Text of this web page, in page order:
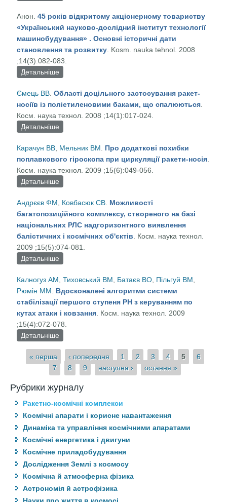
створення і впровадження наукоємних технологій
у промисловість України
Анон. 45 років відкритому акціонерному товариству
«Український науково-дослідний інститут технології
машинобудування» . Основні історичні дати
становлення та розвитку . Kosm. nauka tehnol. 2008
;14(3):082-083.
Детальніше
технології машинобудування» . Основні історичні
дати становлення та розвитку
Ємець ВВ .Області доцільного застосування ракет-
носіїв із поліетиленовими баками, що спалюються
Косм. наука технол. 2008 ;14(1):017-024.
Детальніше
Карачун ВВ Мельник ВМ
Про додаткові похибки
поплавкового гіроскопа при циркуляції ракети-носія
Косм. наука технол. 2009 ;15(6):049-056.
Детальніше
Андрєєв ФМ
Ковбасюк СВ Можливості
багатопозиційного комплексу, створеного на базі
національних РЛС надгоризонтного виявлення
балістичних і космічних об'єктів . Косм. наука технол.
2009 ;15(5):074-081.
Детальніше
надгоризонтного виявлення балістичних і
космічних об'єктів
Калногуз АМ ,Тиховський ВМ Батаєв ВО Пільгуй ВМ
Рюмін ММ
Вдосконалені алгоритми системи
стабілізації першого ступеня РН з керуванням по
кутах атаки і ковзання . Косм. наука технол. 2009
;15(4):072-078.
Детальніше
і ковзання
Сторінки
« перша ‹ попередня 1 2 3 4 5
6
7
8 9 наступна › остання »
Рубрики журналу
Ракетно-космічні комплекси
Космічні апарати і корисне навантаження
Динаміка та управління космічними апаратами
Космічні енергетика і двигуни
Космічне приладобудування
Дослідження Землі з космосу
Космічна й атмосферна фізика
Астрономія й астрофізика